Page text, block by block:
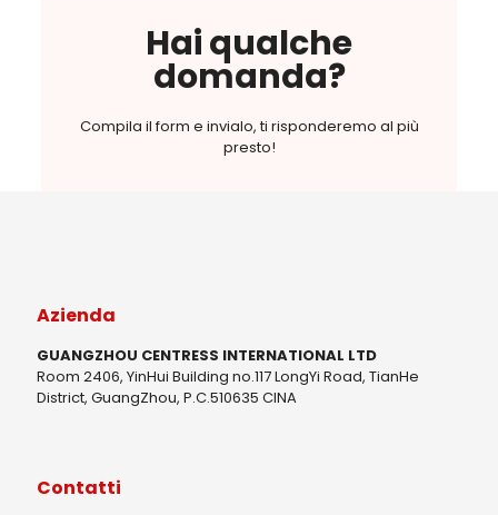
Hai qualche
domanda?
Compila il form e invialo, ti risponderemo al più
presto!
Azienda
GUANGZHOU CENTRESS INTERNATIONAL LTD
Room 2406, YinHui Building no.117 LongYi Road, TianHe
District, GuangZhou, P.C.510635 CINA
Contatti